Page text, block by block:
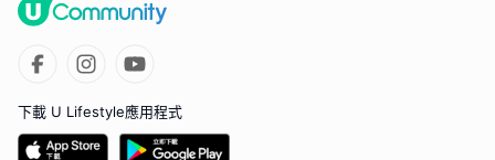
下載 U Lifestyle應用程式